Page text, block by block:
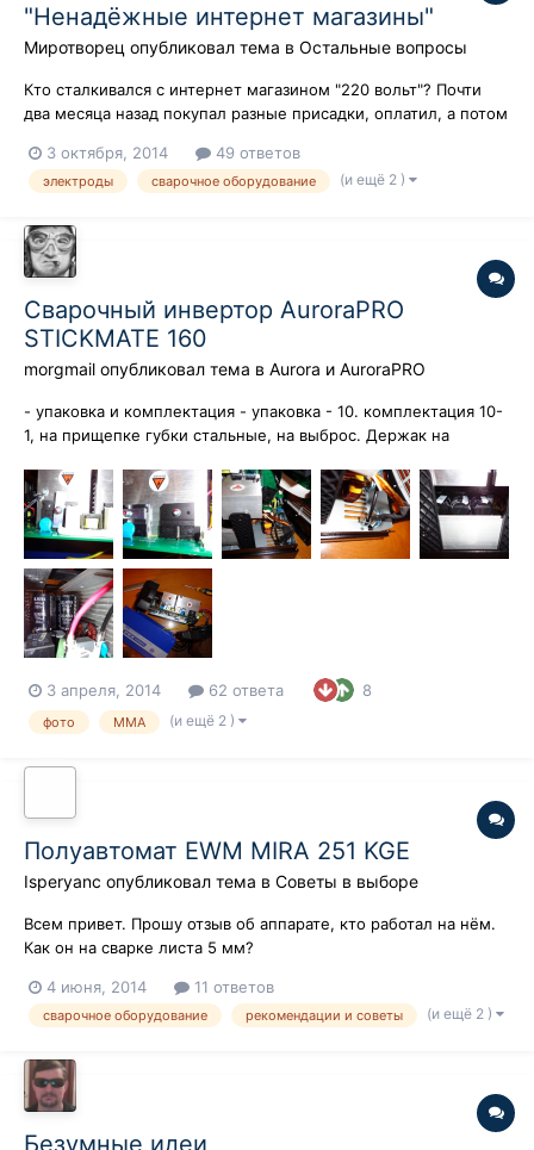
"Ненадёжные интернет магазины"
Миротворец опубликовал тема в Остальные вопросы
Кто сталкивался с интернет магазином "220 вольт"? Почти
два месяца назад покупал разные присадки, оплатил, а потом
возврата денег, а на звонки отвечают, что мы вам
перезвоним. Два раза писал не мыло, четыре раза звонил и
3 октября, 2014 49 ответов
электроды сварочное оборудование (и ещё 2 )
Сварочный инвертор AuroraPRO
STICKMATE 160
morgmail опубликовал тема в Aurora и AuroraPRO
- упаковка и комплектация - упаковка - 10. комплектация 10-
1, на прищепке губки стальные, на выброс. Держак на
комплектации, держак тоже на выброс, электрод не держит,
кабеля засунул ненадолго в морозильник, немного задубели.
Поставлю 4 только...
3 апреля, 2014 62 ответа 8
фото MMA (и ещё 2 )
Полуавтомат EWM MIRA 251 KGE
Isperyanc опубликовал тема в Советы в выборе
Всем привет. Прошу отзыв об аппарате, кто работал на нём.
Как он на сварке листа 5 мм?
4 июня, 2014 11 ответов
сварочное оборудование рекомендации и советы (и ещё 2 )
Безумные идеи